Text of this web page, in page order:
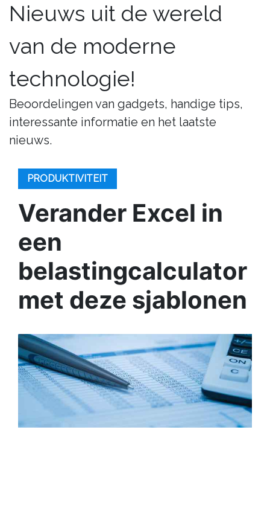
Nieuws uit de wereld
van de moderne
technologie!
Beoordelingen van gadgets, handige tips,
interessante informatie en het laatste
nieuws.
PRODUKTIVITEIT
Verander Excel in
een
belastingcalculator
met deze sjablonen